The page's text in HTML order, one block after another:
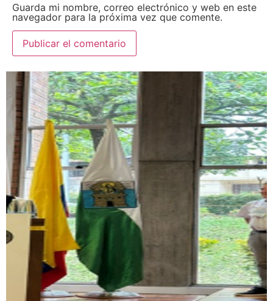
Guarda mi nombre, correo electrónico y web en este
navegador para la próxima vez que comente.